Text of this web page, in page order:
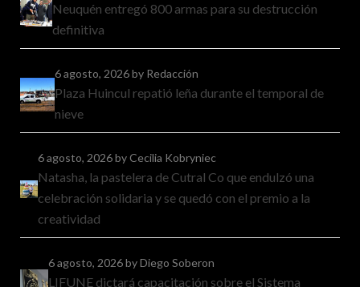
Neuquén entregó 800 armas para su destrucción
definitiva
6 agosto, 2026by Redacción
Plaza Huincul repatió leña durante el temporal de
nieve
6 agosto, 2026by Cecilia Kobryniec
Natasha, la pastelera de Cutral Co que endulzó una
celebración solidaria y se quedó con el premio a la
creatividad
6 agosto, 2026by Diego Soberon
LIFUNE dictará capacitación sobre el Sistema